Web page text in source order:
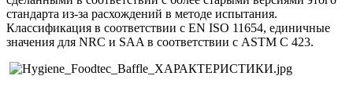
стандарта из-за расхождений в методе испытания.
Классификация в соответствии с EN ISO 11654, единичные
значения для NRC и SAA в соответствии с ASTM C 423.